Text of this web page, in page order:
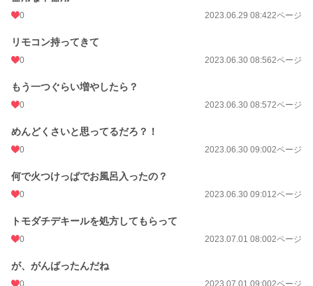
0 2023.06.29 08:422ページ
リモコン持ってきて
0 2023.06.30 08:562ページ
もう一つぐらい増やしたら？
0 2023.06.30 08:572ページ
めんどくさいと思ってるだろ？！
0 2023.06.30 09:002ページ
何で火つけっぱでお風呂入ったの？
0 2023.06.30 09:012ページ
トモダチデキールを処方してもらって
0 2023.07.01 08:002ページ
が、がんばったんだね
0 2023.07.01 09:002ページ